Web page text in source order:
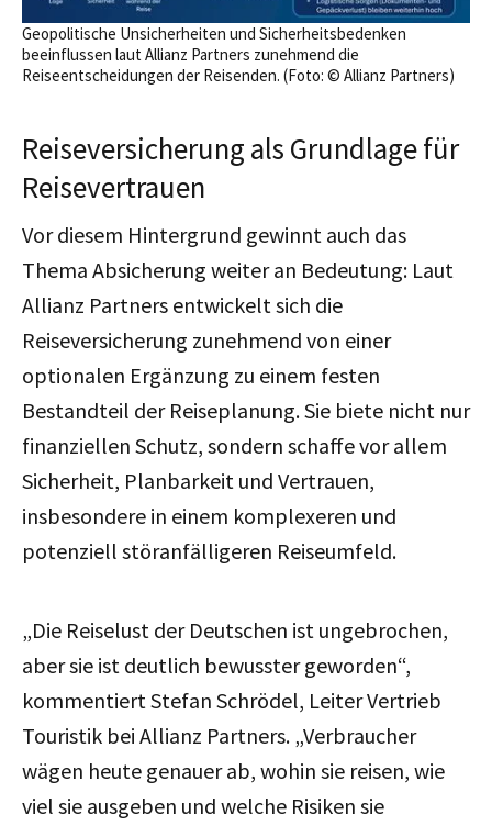
Geopolitische Unsicherheiten und Sicherheitsbedenken
beeinflussen laut Allianz Partners zunehmend die
Reiseentscheidungen der Reisenden. (Foto: © Allianz Partners)
Reiseversicherung als Grundlage für
Reisevertrauen
Vor diesem Hintergrund gewinnt auch das
Thema Absicherung weiter an Bedeutung: Laut
Allianz Partners entwickelt sich die
Reiseversicherung zunehmend von einer
optionalen Ergänzung zu einem festen
Bestandteil der Reiseplanung.Sie biete nicht nur
finanziellen Schutz, sondern schaffe vor allem
Sicherheit, Planbarkeit und Vertrauen,
insbesondere in einem komplexeren und
potenziell störanfälligeren Reiseumfeld.
„Die Reiselust der Deutschen ist ungebrochen,
aber sie ist deutlich bewusster geworden“,
kommentiert Stefan Schrödel, Leiter Vertrieb
Touristik bei Allianz Partners. „Verbraucher
wägen heute genauer ab, wohin sie reisen, wie
viel sie ausgeben und welche Risiken sie